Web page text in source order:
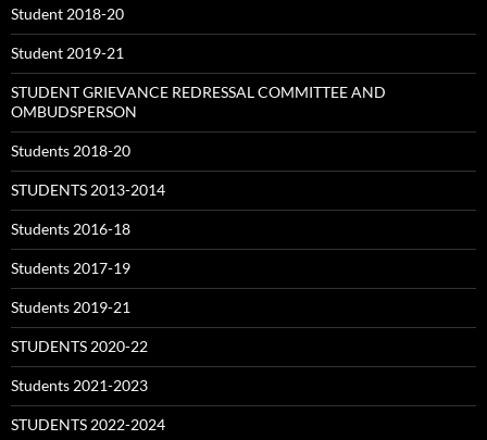
Student 2018-20
Student 2019-21
STUDENT GRIEVANCE REDRESSAL COMMITTEE AND
OMBUDSPERSON
Students 2018-20
STUDENTS 2013-2014
Students 2016-18
Students 2017-19
Students 2019-21
STUDENTS 2020-22
Students 2021-2023
STUDENTS 2022-2024